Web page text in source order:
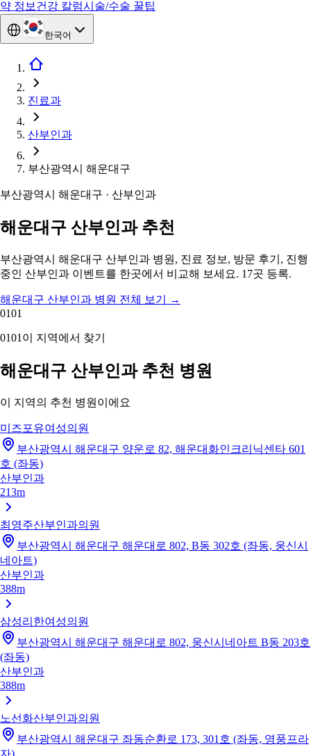
약 정보 건강 칼럼시술/수술 꿀팁
한국어
진료과
산부인과
부산광역시 해운대구
부산광역시 해운대구 · 산부인과
해운대구 산부인과 추천
부산광역시 해운대구 산부인과 병원, 진료 정보, 방문 후기, 진행
중인 산부인과 이벤트를 한곳에서 비교해 보세요. 17곳 등록.
해운대구 산부인과 병원 전체 보기
→
0101
0101 이 지역에서 찾기
해운대구 산부인과 추천 병원
이 지역의 추천 병원이에요
미즈포유여성의원
부산광역시 해운대구 양운로 82, 해운대화인크리닉센타 601
호 (좌동)
산부인과
213m
최영주산부인과의원
부산광역시 해운대구 해운대로 802, B동 302호 (좌동, 웅신시
네아트)
산부인과
388m
삼성리한여성의원
부산광역시 해운대구 해운대로 802, 웅신시네아트 B동 203호
(좌동)
산부인과
388m
노선화산부인과의원
부산광역시 해운대구 좌동순환로 173, 301호 (좌동, 영풍프라
자)